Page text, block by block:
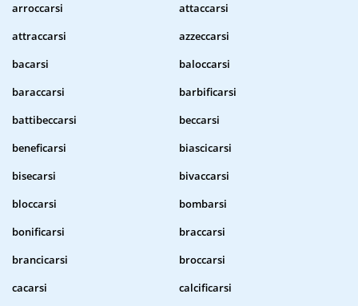
arroccarsi
attaccarsi
attraccarsi
azzeccarsi
bacarsi
baloccarsi
baraccarsi
barbificarsi
battibeccarsi
beccarsi
beneficarsi
biascicarsi
bisecarsi
bivaccarsi
bloccarsi
bombarsi
bonificarsi
braccarsi
brancicarsi
broccarsi
cacarsi
calcificarsi